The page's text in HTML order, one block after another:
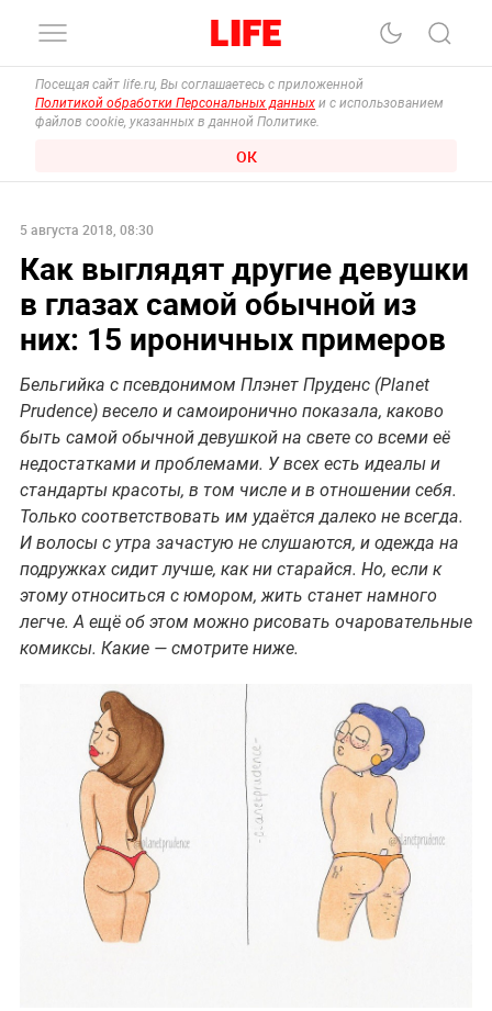
Посещая сайт life.ru, Вы соглашаетесь с приложенной
Политикой обработки Персональных данных и с использованием
файлов cookie, указанных в данной Политике.
ОК
5 августа 2018, 08:30
Как выглядят другие девушки
в глазах самой обычной из
них: 15 ироничных примеров
Бельгийка с псевдонимом Плэнет Пруденс (Planet
Prudence) весело и самоиронично показала, каково
быть самой обычной девушкой на свете со всеми её
недостатками и проблемами. У всех есть идеалы и
стандарты красоты, в том числе и в отношении себя.
Только соответствовать им удаётся далеко не всегда.
И волосы с утра зачастую не слушаются, и одежда на
подружках сидит лучше, как ни старайся. Но, если к
этому относиться с юмором, жить станет намного
легче. А ещё об этом можно рисовать очаровательные
комиксы. Какие — смотрите ниже.